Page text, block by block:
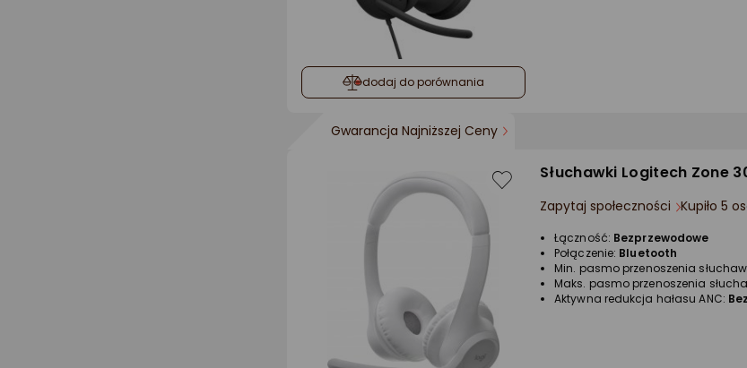
dodaj do porównania
Gwarancja Najniższej Ceny
Słuchawki Logitech Zone
Zapytaj społeczności Kupiło 5
Łączność: Bezprzewodowe
Połączenie: Bluetooth
Min. pasmo przenoszenia
Maks. pasmo przenoszenia
Aktywna redukcja hałasu ANC: